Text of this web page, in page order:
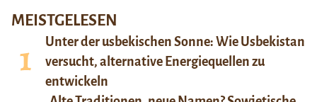
MEISTGELESEN
Unter der usbekischen Sonne: Wie Usbekistan
versucht, alternative Energiequellen zu
entwickeln